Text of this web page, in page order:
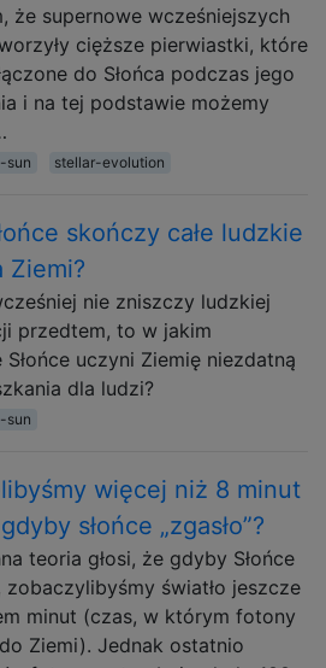
że supernowe wcześniejszych
cięższe pierwiastki, które
do Słońca podczas jego
i na tej podstawie możemy
sun stellar-evolution
skończy całe ludzkie
Ziemi?
nie zniszczy ludzkiej
przedtem, to w jakim
Słońce uczyni Ziemię niezdatną
dla ludzi?
sun
więcej niż 8 minut
słońce „zgasło”?
teoria głosi, że gdyby Słońce
zobaczylibyśmy światło jeszcze
minut (czas, w którym fotony
Ziemi). Jednak ostatnio